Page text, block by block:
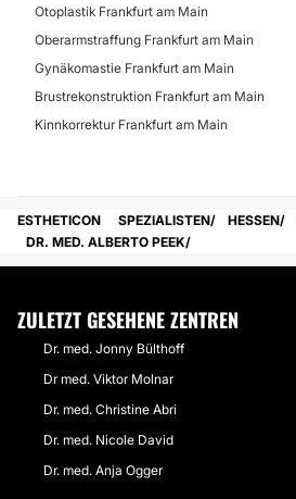
Otoplastik Frankfurt am Main
Oberarmstraffung Frankfurt am Main
Gynäkomastie Frankfurt am Main
Brustrekonstruktion Frankfurt am Main
Kinnkorrektur Frankfurt am Main
ESTHETICON SPEZIALISTEN HESSEN
DR. MED. ALBERTO PEEK
ZULETZT GESEHENE ZENTREN
Dr. med. Jonny Bülthoff
Dr med. Viktor Molnar
Dr. med. Christine Abri
Dr. med. Nicole David
Dr. med. Anja Ogger